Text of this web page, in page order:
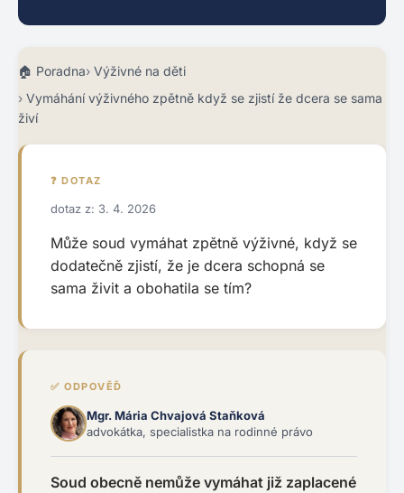
Poradna Výživné na děti
Vymáhání výživného zpětně když se zjistí že dcera se sama
živí
❓ DOTAZ
dotaz z: 3. 4. 2026
Může soud vymáhat zpětně výživné, když se
dodatečně zjistí, že je dcera schopná se
sama živit a obohatila se tím?
✅ ODPOVĚĎ
Mgr. Mária Chvajová Staňková
advokátka, specialistka na rodinné právo
Soud obecně nemůže vymáhat již zaplacené